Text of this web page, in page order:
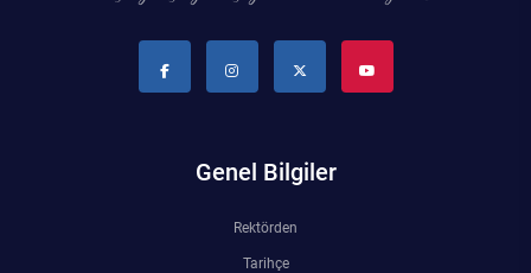
Genel Bilgiler
Rektörden
Tarihçe